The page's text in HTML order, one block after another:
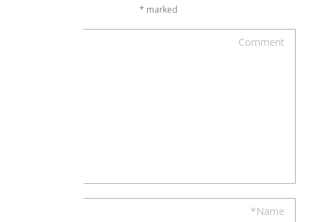
marked
*
Comment
Name *